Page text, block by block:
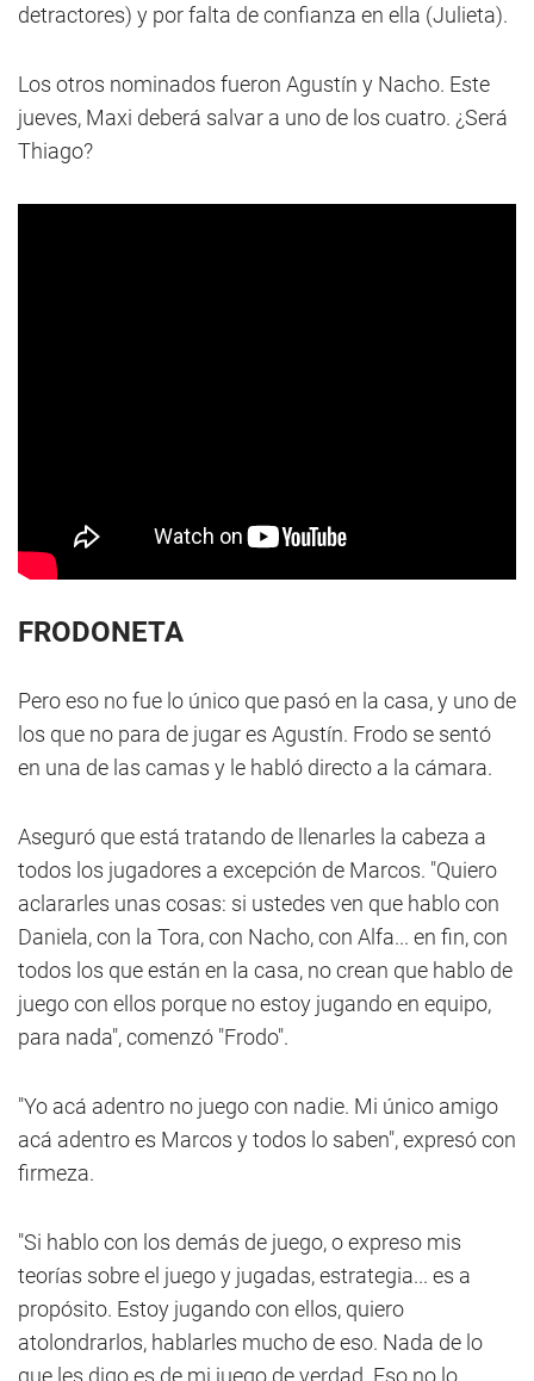
detractores) y por falta de confianza en ella (Julieta).
Los otros nominados fueron Agustín y Nacho. Este
jueves, Maxi deberá salvar a uno de los cuatro. ¿Será
Thiago?
FRODONETA
Pero eso no fue lo único que pasó en la casa, y uno de
los que no para de jugar es Agustín. Frodo se sentó
en una de las camas y le habló directo a la cámara.
Aseguró que está tratando de llenarles la cabeza a
todos los jugadores a excepción de Marcos. "Quiero
aclararles unas cosas: si ustedes ven que hablo con
Daniela, con la Tora, con Nacho, con Alfa... en fin, con
todos los que están en la casa, no crean que hablo de
juego con ellos porque no estoy jugando en equipo,
para nada", comenzó "Frodo".
"Yo acá adentro no juego con nadie. Mi único amigo
acá adentro es Marcos y todos lo saben", expresó con
firmeza.
"Si hablo con los demás de juego, o expreso mis
teorías sobre el juego y jugadas, estrategia... es a
propósito. Estoy jugando con ellos, quiero
atolondrarlos, hablarles mucho de eso. Nada de lo
que les digo es de mi juego de verdad. Eso no lo